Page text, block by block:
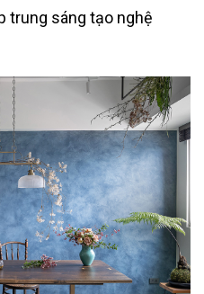
trung sáng tạo nghệ